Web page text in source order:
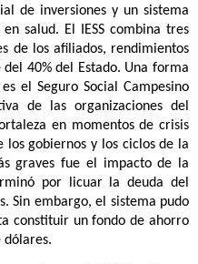
de inversiones y un sistema
salud. El IESS combina tres
de los afiliados, rendimientos
40% del Estado. Una forma
el Seguro Social Campesino
de las organizaciones del
en momentos de crisis
gobiernos y los ciclos de la
graves fue el impacto de la
por licuar la deuda del
Sin embargo, el sistema pudo
constituir un fondo de ahorro